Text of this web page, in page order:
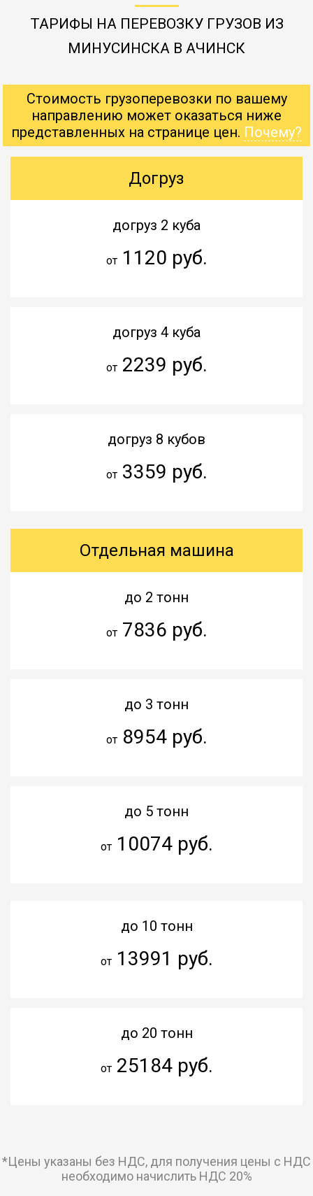
ТАРИФЫ НА ПЕРЕВОЗКУ ГРУЗОВ ИЗ
МИНУСИНСКА В АЧИНСК
Стоимость грузоперевозки по вашему
направлению может оказаться ниже
представленных на странице цен. Почему?
Догруз
догруз 2 куба
от1120 руб.
догруз 4 куба
от2239 руб.
догруз 8 кубов
от3359 руб.
Отдельная машина
до 2 тонн
от7836 руб.
до 3 тонн
от8954 руб.
до 5 тонн
от10074 руб.
до 10 тонн
от13991 руб.
до 20 тонн
от25184 руб.
*Цены указаны без НДС, для получения цены с НДС
необходимо начислить НДС 20%